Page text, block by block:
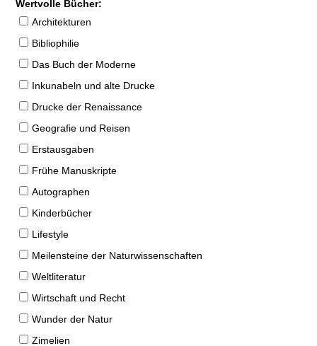
Wertvolle Bücher:
Architekturen
Bibliophilie
Das Buch der Moderne
Inkunabeln und alte Drucke
Drucke der Renaissance
Geografie und Reisen
Erstausgaben
Frühe Manuskripte
Autographen
Kinderbücher
Lifestyle
Meilensteine der Naturwissenschaften
Weltliteratur
Wirtschaft und Recht
Wunder der Natur
Zimelien